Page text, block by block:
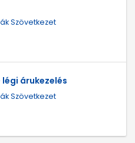
Szövetkezet
árukezelés
Szövetkezet